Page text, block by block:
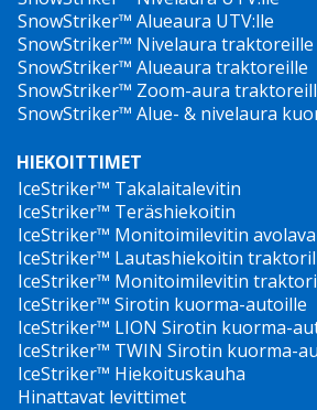
SnowStriker™ Alueaura UTV:lle
SnowStriker™ Nivelaura traktoreille
SnowStriker™ Alueaura traktoreille
SnowStriker™ Zoom-aura
SnowStriker™ Alue- & nivelaura
HIEKOITTIMET
IceStriker™ Takalaitalevitin
IceStriker™ Teräshiekoitin
IceStriker™ Monitoimilevitin
IceStriker™ Lautashiekoitin
IceStriker™ Monitoimilevitin
IceStriker™ Sirotin kuorma-autoille
IceStriker™ LION Sirotin kuorma-
IceStriker™ TWIN Sirotin kuorma-
IceStriker™ Hiekoituskauha
Hinattavat levittimet